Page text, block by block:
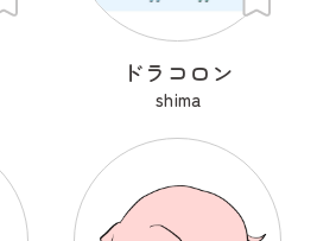
ドラコロン
shima